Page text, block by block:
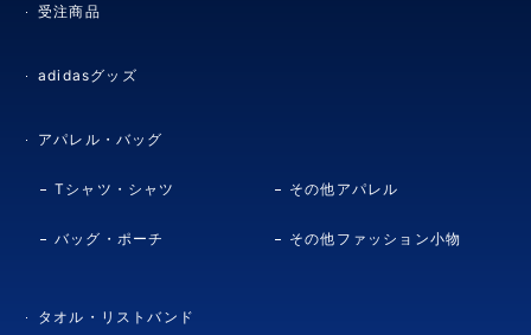
受注商品
adidasグッズ
アパレル・バッグ
Tシャツ・シャツ その他アパレル
バッグ・ポーチ その他ファッション小物
タオル・リストバンド